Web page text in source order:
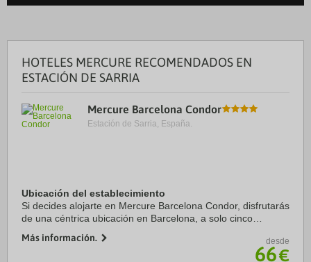
HOTELES MERCURE RECOMENDADOS EN
ESTACIÓN DE SARRIA
Mercure Barcelona Condor
Estación de Sarria, España.
Ubicación del establecimiento
Si decides alojarte en Mercure Barcelona Condor, disfrutarás
de una céntrica ubicación en Barcelona, a solo cinco
Además, este hotel se encuentra a 3,5 ...
Más información. desde
66€